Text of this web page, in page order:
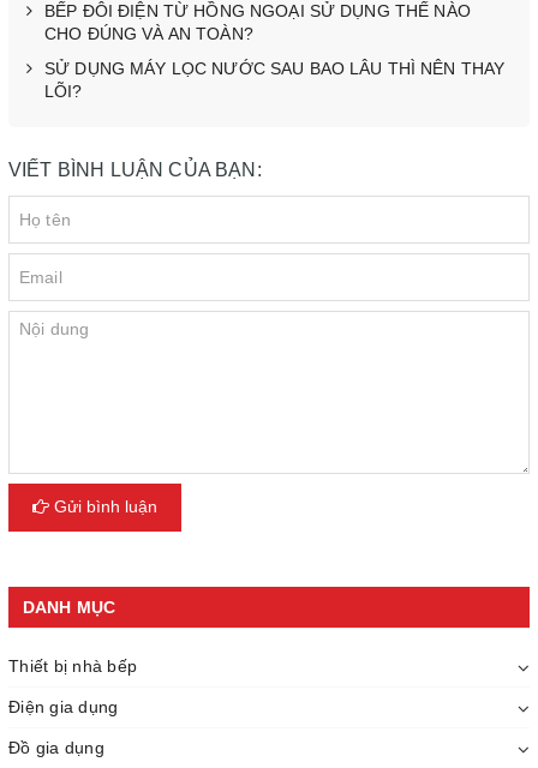
BẾP ĐÔI ĐIỆN TỪ HỒNG NGOẠI SỬ DỤNG THẾ NÀO
CHO ĐÚNG VÀ AN TOÀN?
SỬ DỤNG MÁY LỌC NƯỚC SAU BAO LÂU THÌ NÊN THAY
LÕI?
VIẾT BÌNH LUẬN CỦA BẠN:
Gửi bình luận
DANH MỤC
Thiết bị nhà bếp
Điện gia dụng
Đồ gia dụng